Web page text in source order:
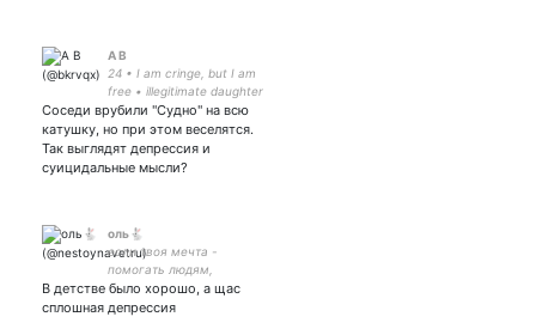
A B
24 • I am cringe, but I am
free • illegitimate daughter
of Mike Shinoda • talking to
myself • constant butthurt
Соседи врубили "Судно" на всю
катушку, но при этом веселятся.
Так выглядят депрессия и
суицидальные мысли?
оль🐇
если твоя мечта -
помогать людям,
попавшим в беду, моя
мечта - лишь ты один🍁
В детстве было хорошо, а щас
сплошная депрессия